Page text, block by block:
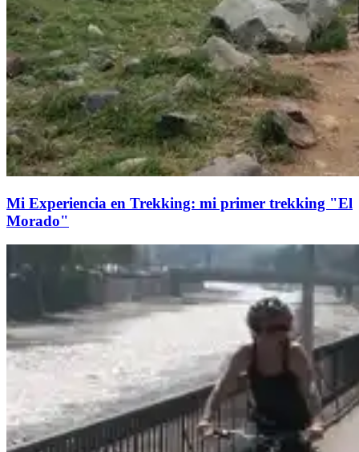
Mi Experiencia en Trekking: mi primer trekking "El
Morado"